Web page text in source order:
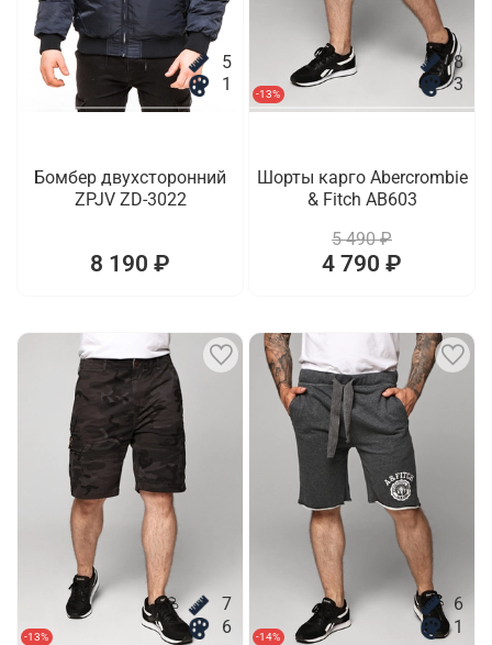
5
1
Бомбер двухсторонний
ZPJV ZD-3022
8 190 ₽
-13%
8
3
Шорты карго Abercrombie
& Fitch AB603
5 490 ₽
4 790 ₽
-13%
7
6
-14%
6
1